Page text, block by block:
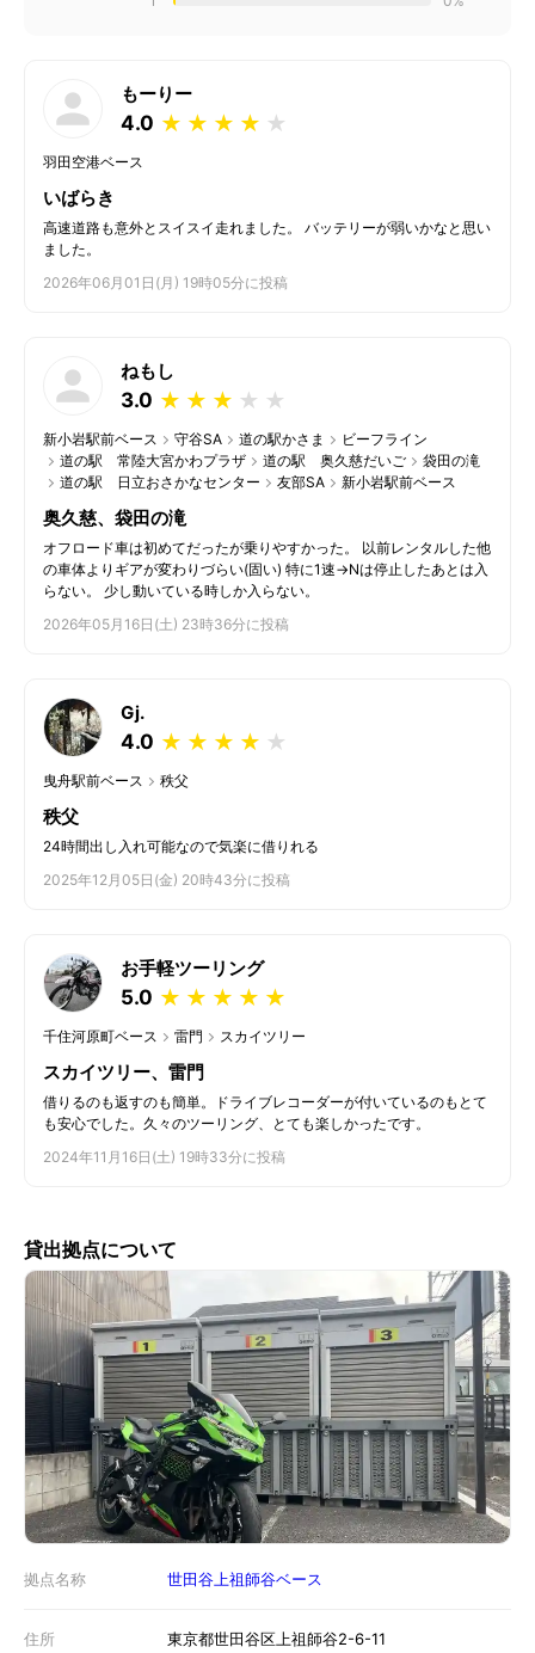
もーりー
4.0 ★
★
★
★
★
羽田空港ベース
いばらき
高速道路も意外とスイスイ走れました。 バッテリーが弱いかなと思い
ました。
2026年06月01日(月) 19時05分に投稿
ねもし
3.0 ★
★
★
★
★
新小岩駅前ベース 守谷SA 道の駅かさま
ビーフライン
道の駅 常陸大宮かわプラザ
道の駅 奥久慈だいご
袋田の滝
道の駅 日立おさかなセンター
友部SA 新小岩駅前ベース
奥久慈、袋田の滝
オフロード車は初めてだったが乗りやすかった。 以前レンタルした他
の車体よりギアが変わりづらい(固い) 特に1速→Nは停止したあとは入
らない。 少し動いている時しか入らない。
2026年05月16日(土) 23時36分に投稿
Gj.
4.0 ★
★
★
★
★
曳舟駅前ベース 秩父
秩父
24時間出し入れ可能なので気楽に借りれる
2025年12月05日(金) 20時43分に投稿
お手軽ツーリング
5.0 ★
★
★
★
★
千住河原町ベース 雷門 スカイツリー
スカイツリー、雷門
借りるのも返すのも簡単。ドライブレコーダーが付いているのもとて
も安心でした。久々のツーリング、とても楽しかったです。
2024年11月16日(土) 19時33分に投稿
貸出拠点について
拠点名称 世田谷上祖師谷ベース
住所 東京都世田谷区上祖師谷2-6-11